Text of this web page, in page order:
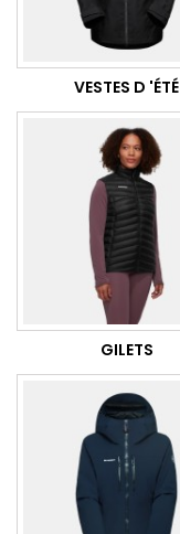
VESTES D 'ÉTÉ
GILETS